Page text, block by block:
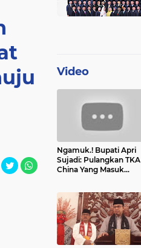
Video
Ngamuk.! Bupati Apri
Sujadi: Pulangkan TKA
China Yang Masuk